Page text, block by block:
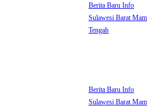
Berita Baru Info
Sulawesi Barat
Tengah
Berita Baru Info
Sulawesi Barat